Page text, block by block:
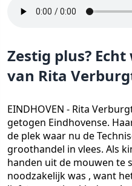
Zestig plus?
van Rita
EINDHOVEN - Rita
getogen Eindhovense.
de plek waar nu de
groothandel in vlees. Als
handen uit de mouwen te
noodzakelijk was , want